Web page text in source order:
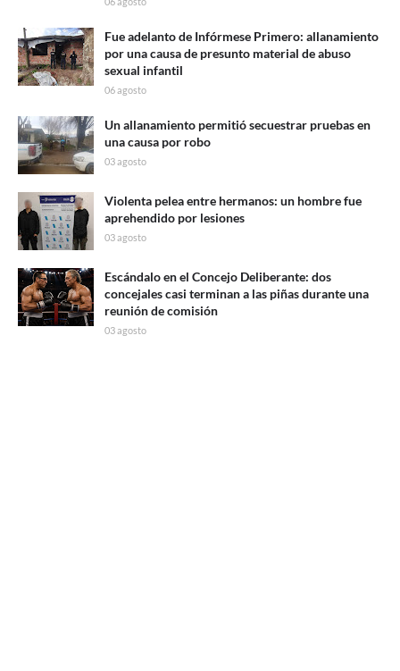
Fue adelanto de Infórmese Primero: allanamiento
por una causa de presunto material de abuso
sexual infantil
06 agosto
Un allanamiento permitió secuestrar pruebas en
una causa por robo
03 agosto
Violenta pelea entre hermanos: un hombre fue
aprehendido por lesiones
03 agosto
Escándalo en el Concejo Deliberante: dos
concejales casi terminan a las piñas durante una
reunión de comisión
03 agosto